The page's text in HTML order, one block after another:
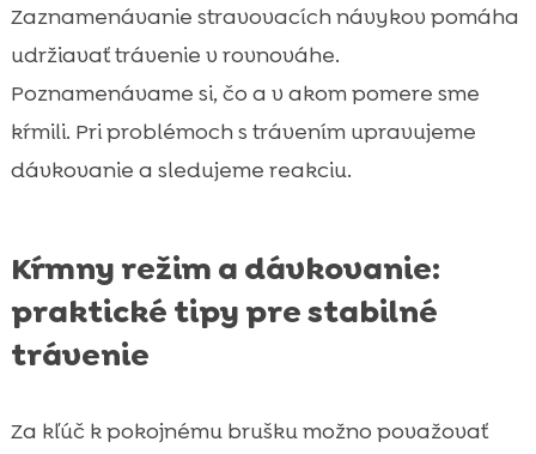
Zaznamenávanie stravovacích návykov pomáha
udržiavať trávenie v rovnováhe.
Poznamenávame si, čo a v akom pomere sme
kŕmili. Pri problémoch s trávením upravujeme
dávkovanie a sledujeme reakciu.
Kŕmny režim a dávkovanie:
praktické tipy pre stabilné
trávenie
Za kľúč k pokojnému brušku možno považovať